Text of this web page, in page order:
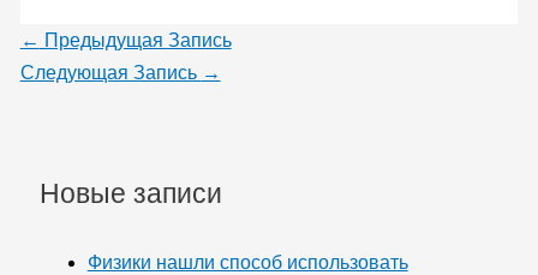
← Предыдущая Запись
Следующая Запись →
Новые записи
Физики нашли способ использовать